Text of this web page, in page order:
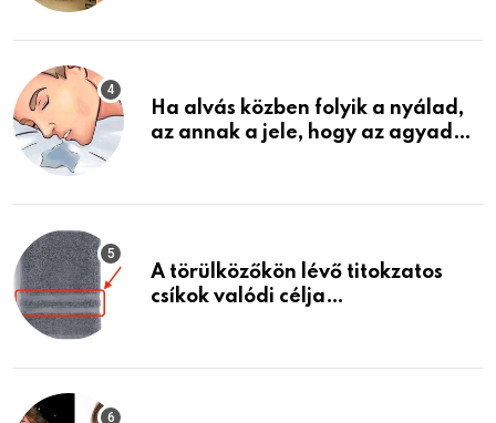
életemet
Ha alvás közben folyik a nyálad,
az annak a jele, hogy az agyad…
A törülközőkön lévő titokzatos
csíkok valódi célja…